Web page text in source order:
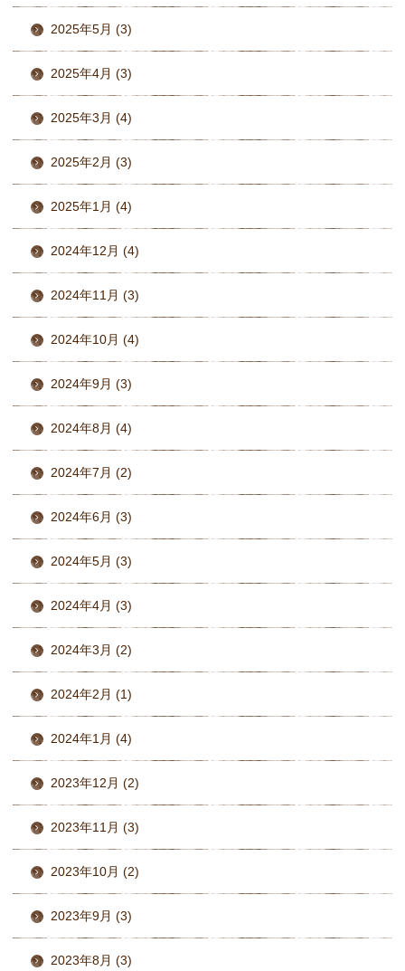
2025年5月 (3)
2025年4月 (3)
2025年3月 (4)
2025年2月 (3)
2025年1月 (4)
2024年12月 (4)
2024年11月 (3)
2024年10月 (4)
2024年9月 (3)
2024年8月 (4)
2024年7月 (2)
2024年6月 (3)
2024年5月 (3)
2024年4月 (3)
2024年3月 (2)
2024年2月 (1)
2024年1月 (4)
2023年12月 (2)
2023年11月 (3)
2023年10月 (2)
2023年9月 (3)
2023年8月 (3)